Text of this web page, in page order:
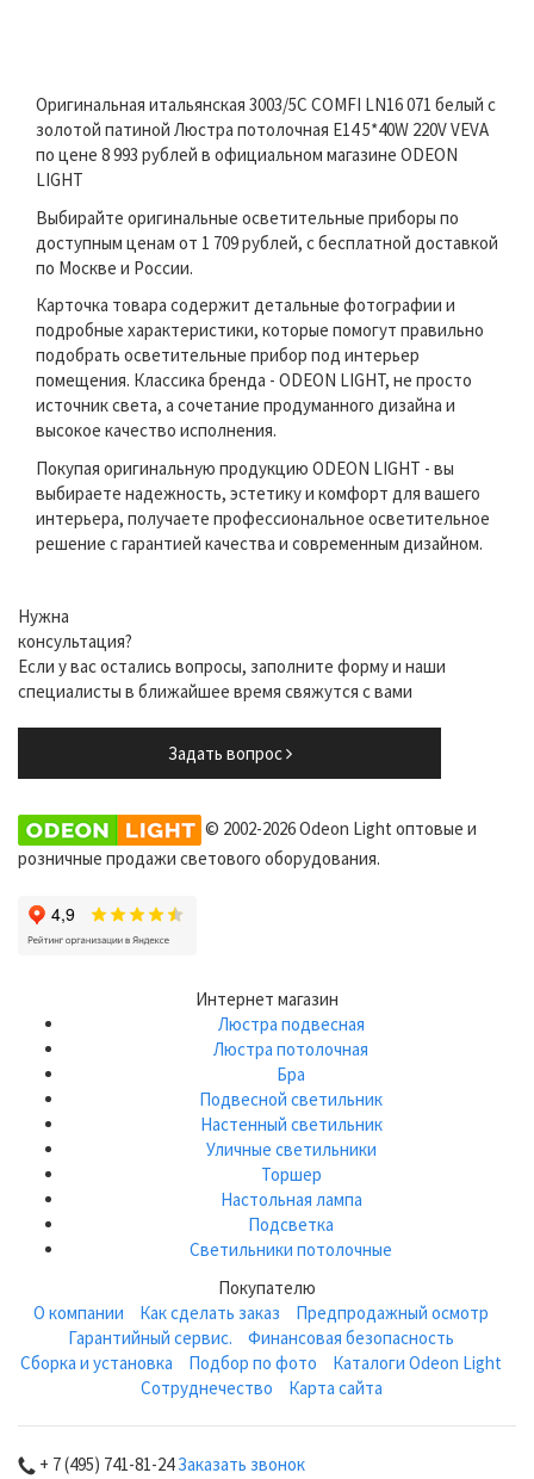
Оригинальная итальянская 3003/5C COMFI LN16 071 белый с
золотой патиной Люстра потолочная E14 5*40W 220V VEVA
по цене 8 993 рублей в официальном магазине ODEON
LIGHT
Выбирайте оригинальные осветительные приборы по
доступным ценам от 1 709 рублей, с бесплатной доставкой
по Москве и России.
Карточка товара содержит детальные фотографии и
подробные характеристики, которые помогут правильно
подобрать осветительные прибор под интерьер
помещения. Классика бренда - ODEON LIGHT, не просто
источник света, а сочетание продуманного дизайна и
высокое качество исполнения.
Покупая оригинальную продукцию ODEON LIGHT - вы
выбираете надежность, эстетику и комфорт для вашего
интерьера, получаете профессиональное осветительное
решение с гарантией качества и современным дизайном.
Нужна
консультация?
Если у вас остались вопросы, заполните форму и наши
специалисты в ближайшее время свяжутся с вами
Задать вопрос
© 2002-2026 Odeon Light оптовые и
розничные продажи светового оборудования.
Интернет магазин
Люстра подвесная
Люстра потолочная
Бра
Подвесной светильник
Настенный светильник
Уличные светильники
Торшер
Настольная лампа
Подсветка
Светильники потолочные
Покупателю
О компании
Как сделать заказ
Предпродажный осмотр
Гарантийный сервис.
Финансовая безопасность
Сборка и установка
Подбор по фото
Каталоги Odeon Light
Сотруднечество
Карта сайта
+ 7 (495) 741-81-24Заказать звонок